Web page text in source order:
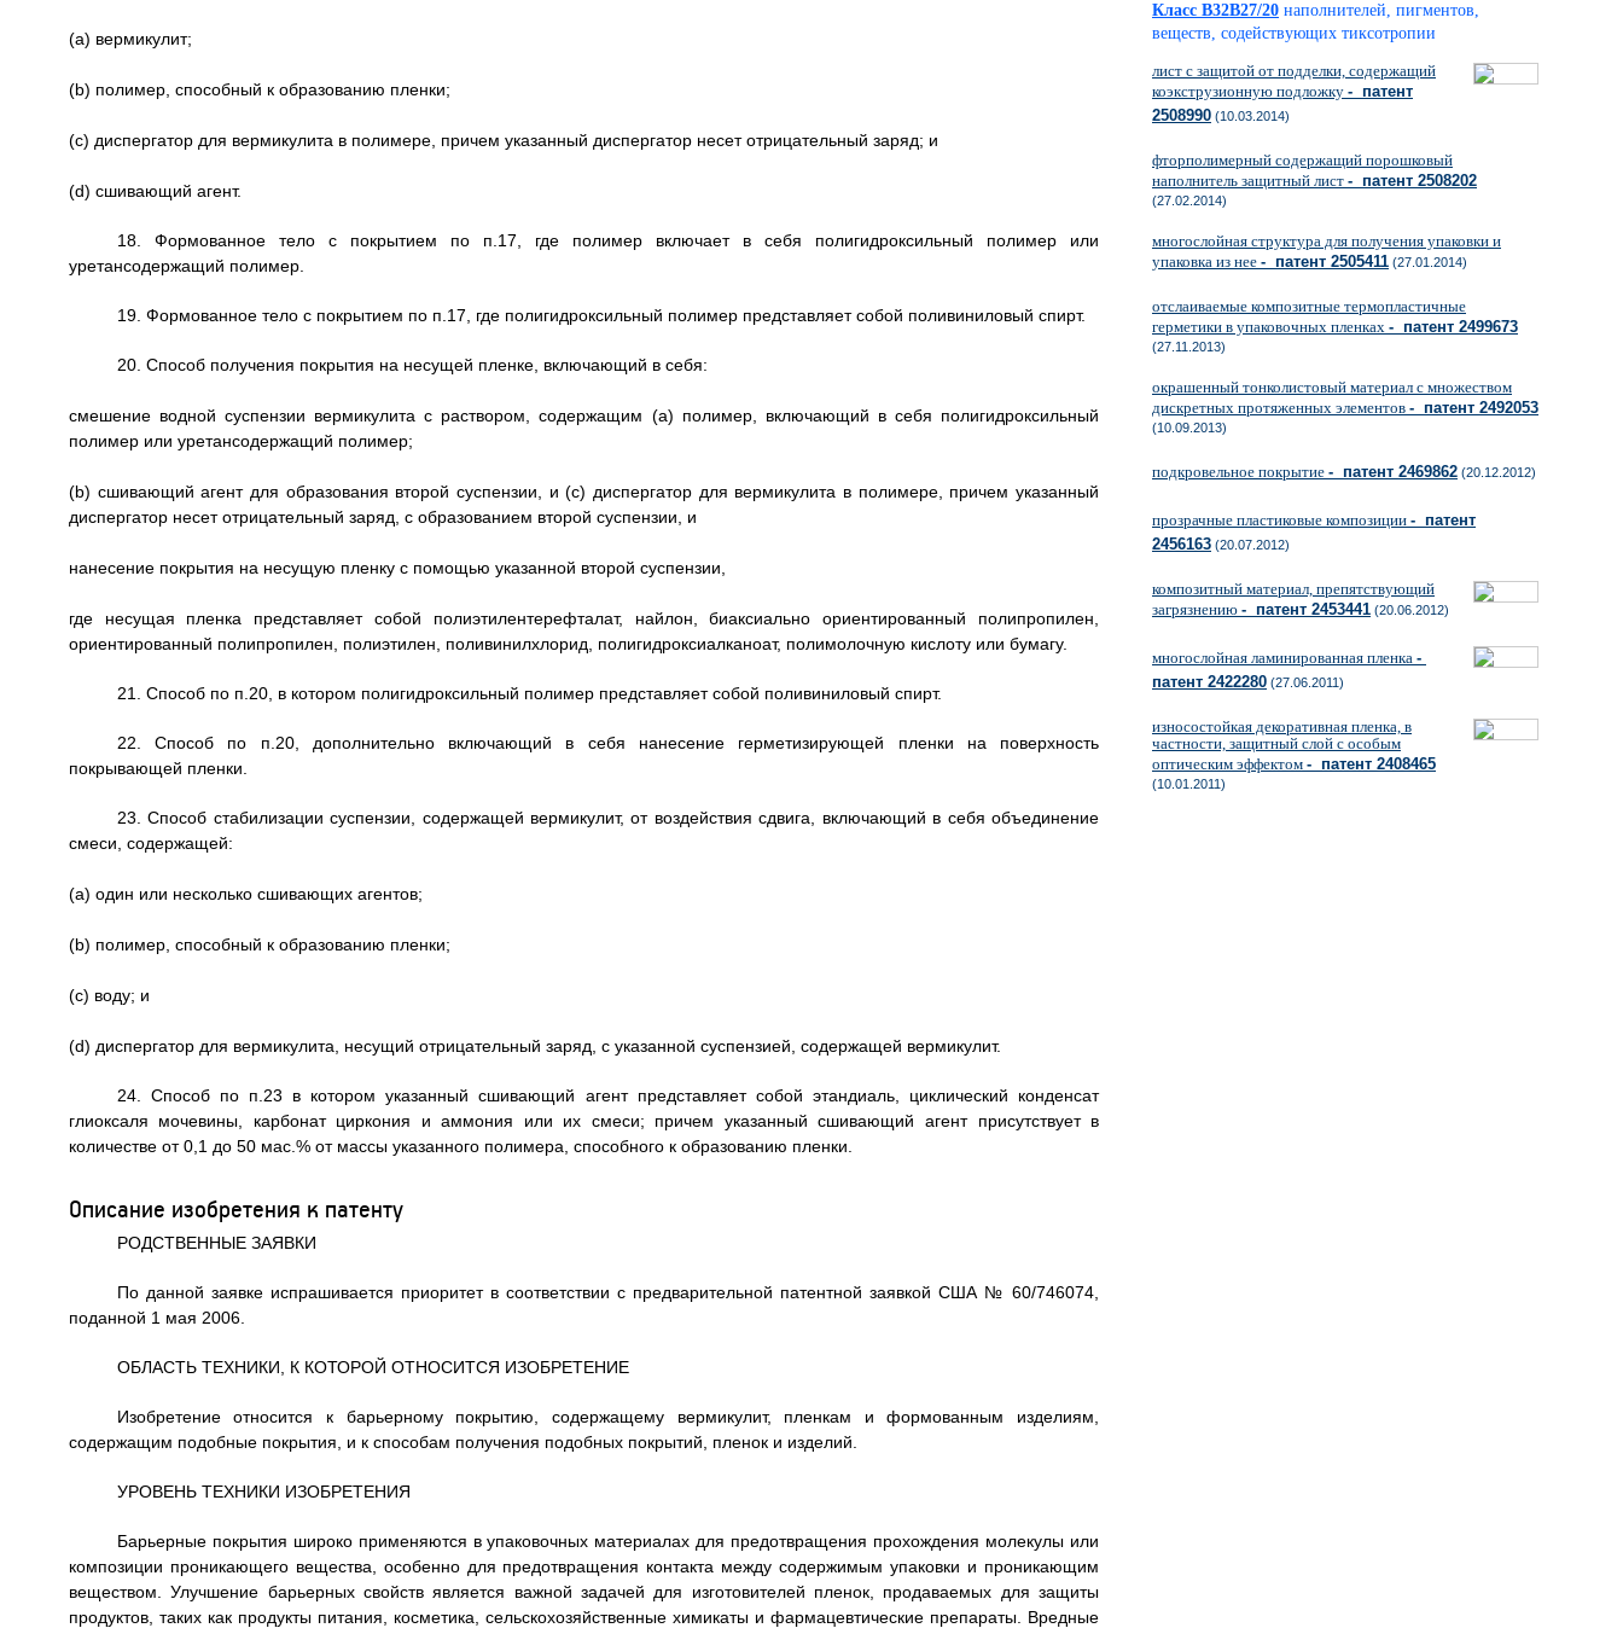
(a) вермикулит;
(b) полимер, способный к образованию пленки;
(c) диспергатор для вермикулита в полимере, причем указанный диспергатор несет отрицательный заряд; и
(d) сшивающий агент.
18. Формованное тело с покрытием по п.17, где полимер включает в себя полигидроксильный полимер или
уретансодержащий полимер.
19. Формованное тело с покрытием по п.17, где полигидроксильный полимер представляет собой поливиниловый спирт.
20. Способ получения покрытия на несущей пленке, включающий в себя:
смешение водной суспензии вермикулита с раствором, содержащим (а) полимер, включающий в себя полигидроксильный
полимер или уретансодержащий полимер;
(b) сшивающий агент для образования второй суспензии, и (с) диспергатор для вермикулита в полимере, причем указанный
диспергатор несет отрицательный заряд, с образованием второй суспензии, и
нанесение покрытия на несущую пленку с помощью указанной второй суспензии,
где несущая пленка представляет собой полиэтилентерефталат, найлон, биаксиально ориентированный полипропилен,
ориентированный полипропилен, полиэтилен, поливинилхлорид, полигидроксиалканоат, полимолочную кислоту или бумагу.
21. Способ по п.20, в котором полигидроксильный полимер представляет собой поливиниловый спирт.
22. Способ по п.20, дополнительно включающий в себя нанесение герметизирующей пленки на поверхность
покрывающей пленки.
23. Способ стабилизации суспензии, содержащей вермикулит, от воздействия сдвига, включающий в себя объединение
смеси, содержащей:
(a) один или несколько сшивающих агентов;
(b) полимер, способный к образованию пленки;
(c) воду; и
(d) диспергатор для вермикулита, несущий отрицательный заряд, с указанной суспензией, содержащей вермикулит.
24. Способ по п.23 в котором указанный сшивающий агент представляет собой этандиаль, циклический конденсат
глиоксаля мочевины, карбонат циркония и аммония или их смеси; причем указанный сшивающий агент присутствует в
количестве от 0,1 до 50 мас.% от массы указанного полимера, способного к образованию пленки.
Описание изобретения к патенту
РОДСТВЕННЫЕ ЗАЯВКИ
По данной заявке испрашивается приоритет в соответствии с предварительной патентной заявкой США № 60/746074,
поданной 1 мая 2006.
ОБЛАСТЬ ТЕХНИКИ, К КОТОРОЙ ОТНОСИТСЯ ИЗОБРЕТЕНИЕ
Изобретение относится к барьерному покрытию, содержащему вермикулит, пленкам и формованным изделиям,
содержащим подобные покрытия, и к способам получения подобных покрытий, пленок и изделий.
УРОВЕНЬ ТЕХНИКИ ИЗОБРЕТЕНИЯ
Барьерные покрытия широко применяются в упаковочных материалах для предотвращения прохождения молекулы или
композиции проникающего вещества, особенно для предотвращения контакта между содержимым упаковки и проникающим
веществом. Улучшение барьерных свойств является важной задачей для изготовителей пленок, продаваемых для защиты
продуктов, таких как продукты питания, косметика, сельскохозяйственные химикаты и фармацевтические препараты. Вредные
Класс B32B27/20 наполнителей, пигментов,
веществ, содействующих тиксотропии
лист с защитой от подделки, содержащий
коэкструзионную подложку - патент
2508990 (10.03.2014)
фторполимерный содержащий порошковый
наполнитель защитный лист - патент 2508202
(27.02.2014)
многослойная структура для получения упаковки и
упаковка из нее - патент 2505411 (27.01.2014)
отслаиваемые композитные термопластичные
герметики в упаковочных пленках - патент 2499673
(27.11.2013)
окрашенный тонколистовый материал с множеством
дискретных протяженных элементов - патент 2492053
(10.09.2013)
подкровельное покрытие - патент 2469862 (20.12.2012)
прозрачные пластиковые композиции - патент
2456163 (20.07.2012)
композитный материал, препятствующий
загрязнению - патент 2453441 (20.06.2012)
многослойная ламинированная пленка -
патент 2422280 (27.06.2011)
износостойкая декоративная пленка, в
частности, защитный слой с особым
оптическим эффектом - патент 2408465
(10.01.2011)